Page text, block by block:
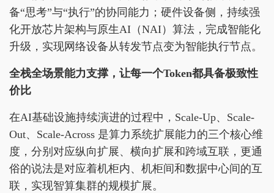
备“思考”与“执行”的协同能力；硬件设备侧，持续强
化开放芯片架构与原生AI（NAI）算法，完成智能化
升级，实现网络设备从转发节点变为智能执行节点。
全栈全场景能力支撑， 让每一个Token都具备极致性
价比
在AI基础设施持续演进的过程中，‌Scale-Up、Scale-
Out、Scale-Across‌ 是算力系统扩展能力的三个核心维
度，分别对应纵向扩展、横向扩展和跨域互联‌，更通
俗的说法是对应着机柜内、机柜间和数据中心间的互
联，实现智算集群的规模扩展。